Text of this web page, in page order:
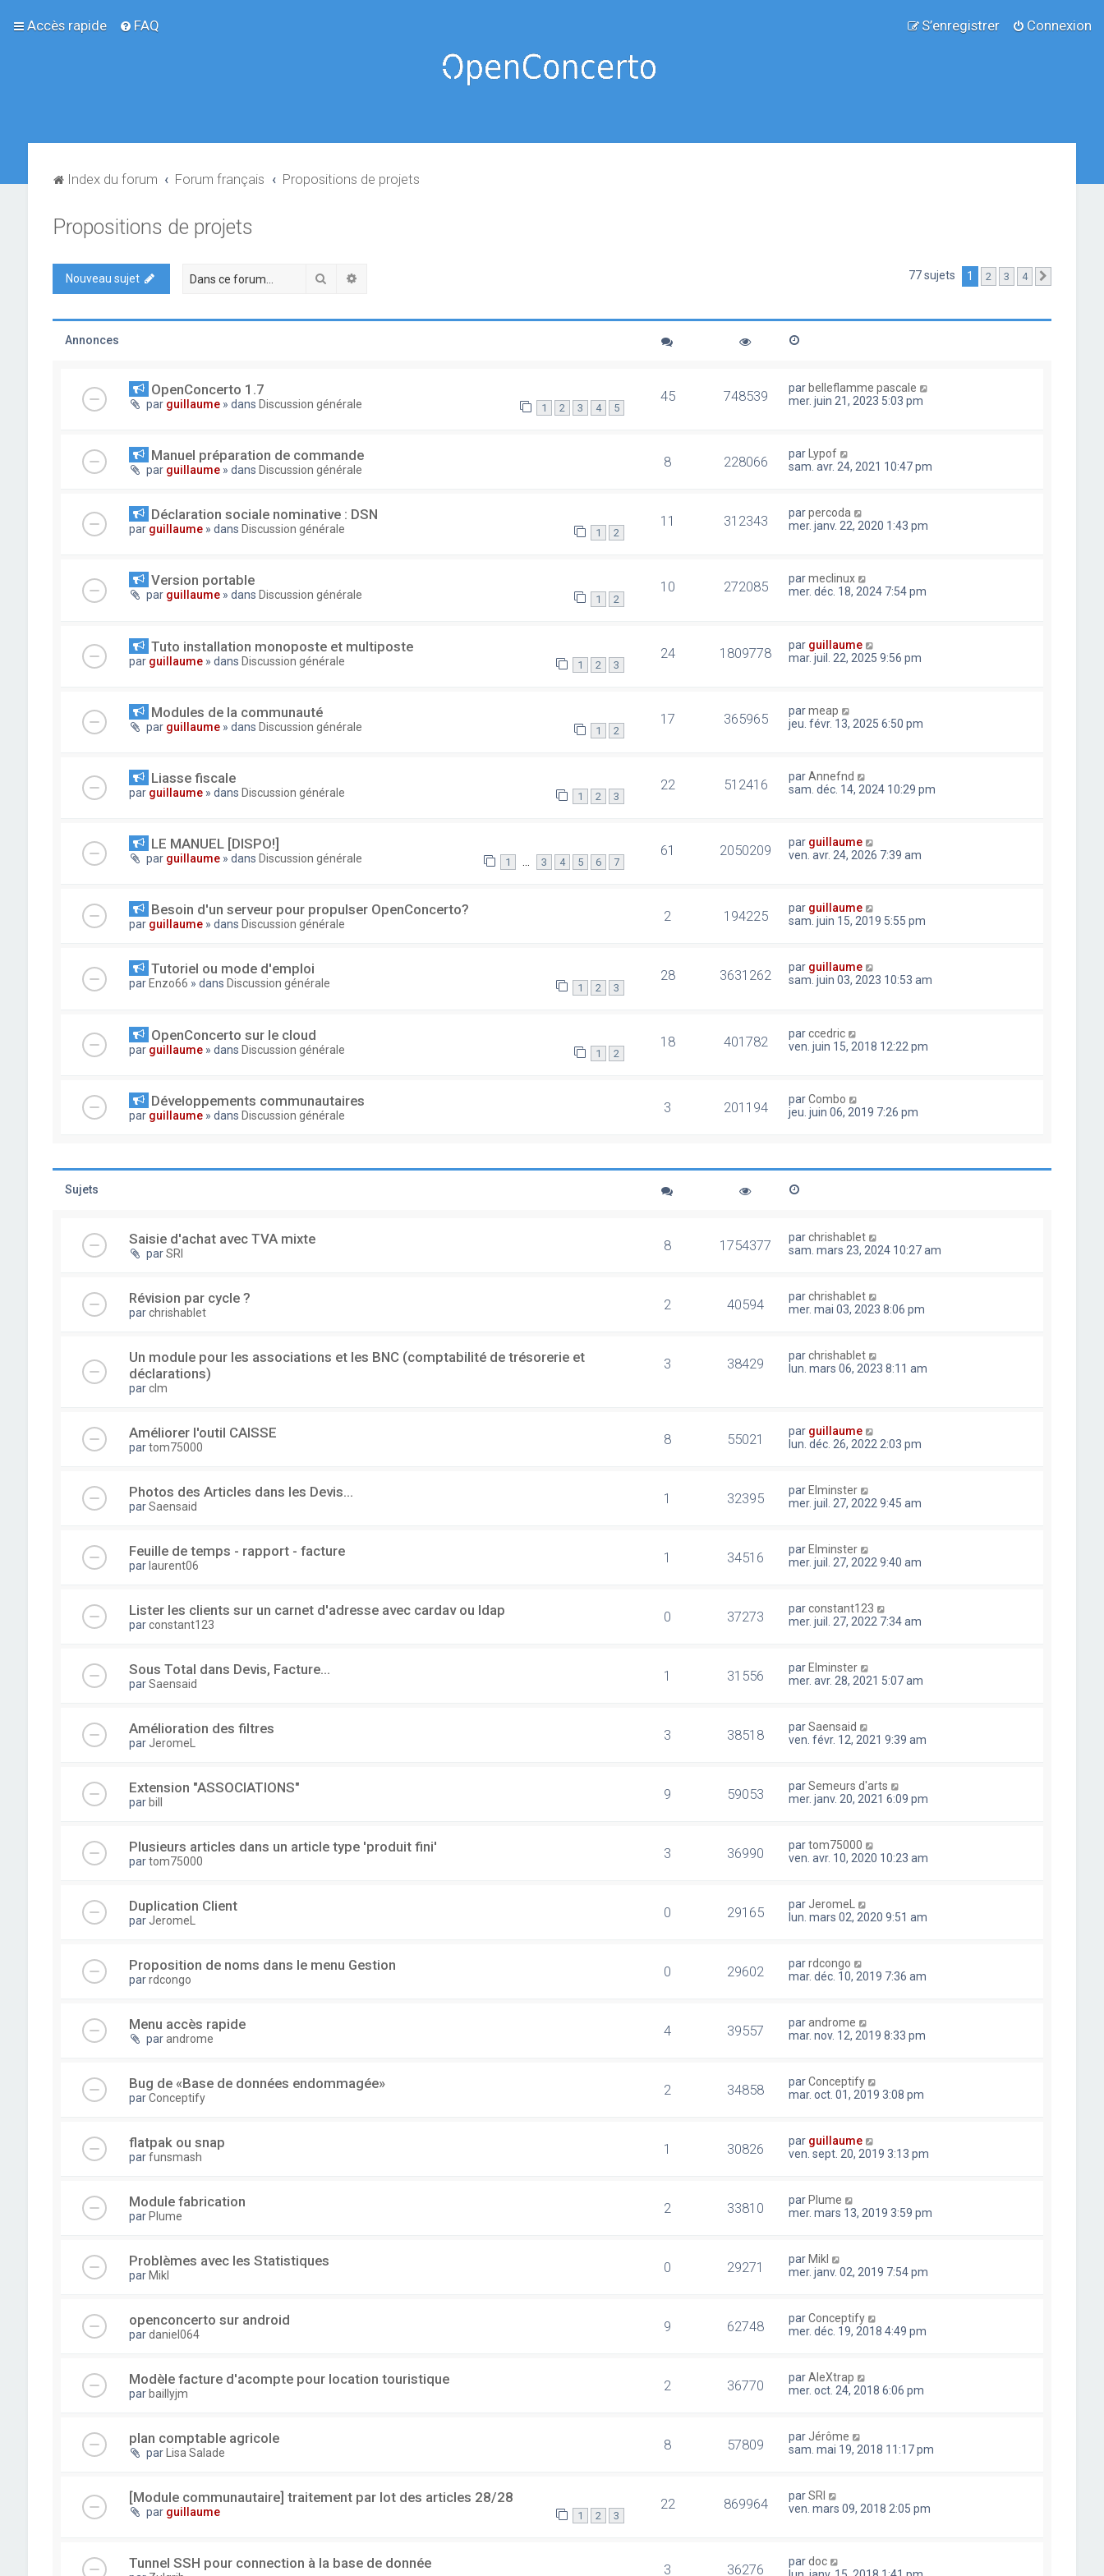
Accès rapide FAQ Connexion
S’enregistrer
Index du forum Forum français Propositions de projets
Propositions de projets
Nouveau sujet Rechercher 77 sujets 1 2 3 4
Annonces
OpenConcerto 1.7
par guillaume » dans Discussion générale 1 2 3 4 5
45 748539 par belleflamme pascale
mer. juin 21, 2023 5:03 pm
Manuel préparation de commande
par guillaume » dans Discussion générale 8 228066 par Lypof
sam. avr. 24, 2021 10:47 pm
Déclaration sociale nominative : DSN
par guillaume » dans Discussion générale 1 2
11 312343 parpercoda
mer. janv. 22, 2020 1:43 pm
Version portable
par guillaume » dans Discussion générale 1 2
10 272085 parmeclinux
mer. déc. 18, 2024 7:54 pm
Tuto installation monoposte et multiposte
par guillaume » dans Discussion générale 1 2 3
24 1809778 par guillaume
mar. juil. 22, 2025 9:56 pm
Modules de la communauté
par guillaume » dans Discussion générale 1 2
17 365965 parmeap
jeu. févr. 13, 2025 6:50 pm
Liasse fiscale
par guillaume » dans Discussion générale 1 2 3
22 512416 parAnnefnd
sam. déc. 14, 2024 10:29 pm
LE MANUEL [DISPO!]
par guillaume » dans Discussion générale 1 … 3 4 5 6 7
61 2050209 par guillaume
ven. avr. 24, 2026 7:39 am
Besoin d'un serveur pour propulser OpenConcerto?
par guillaume » dans Discussion générale 2 194225 par guillaume
sam. juin 15, 2019 5:55 pm
Tutoriel ou mode d'emploi
par Enzo66 » dans Discussion générale 1 2 3
28 3631262 par guillaume
sam. juin 03, 2023 10:53 am
OpenConcerto sur le cloud
par guillaume » dans Discussion générale 1 2
18 401782 parccedric
ven. juin 15, 2018 12:22 pm
Développements communautaires
par guillaume » dans Discussion générale 3 201194 parCombo
jeu. juin 06, 2019 7:26 pm
Sujets
Saisie d'achat avec TVA mixte
parSRI 8 1754377 parchrishablet
sam. mars 23, 2024 10:27 am
Révision par cycle ?
parchrishablet 2 40594 parchrishablet
mer. mai 03, 2023 8:06 pm
Un module pour les associations et les BNC (comptabilité de trésorerie et
déclarations)
parclm
3 38429 parchrishablet
lun. mars 06, 2023 8:11 am
Améliorer l'outil CAISSE
partom75000 8 55021 par guillaume
lun. déc. 26, 2022 2:03 pm
Photos des Articles dans les Devis...
parSaensaid 1 32395 par Elminster
mer. juil. 27, 2022 9:45 am
Feuille de temps - rapport - facture
par laurent06 1 34516 par Elminster
mer. juil. 27, 2022 9:40 am
Lister les clients sur un carnet d'adresse avec cardav ou ldap
parconstant123 0 37273 parconstant123
mer. juil. 27, 2022 7:34 am
Sous Total dans Devis, Facture...
parSaensaid 1 31556 par Elminster
mer. avr. 28, 2021 5:07 am
Amélioration des filtres
par JeromeL 3 38518 parSaensaid
ven. févr. 12, 2021 9:39 am
Extension "ASSOCIATIONS"
par bill 9 59053 parSemeurs d'arts
mer. janv. 20, 2021 6:09 pm
Plusieurs articles dans un article type 'produit fini'
partom75000 3 36990 partom75000
ven. avr. 10, 2020 10:23 am
Duplication Client
par JeromeL 0 29165 par JeromeL
lun. mars 02, 2020 9:51 am
Proposition de noms dans le menu Gestion
parrdcongo 0 29602 parrdcongo
mar. déc. 10, 2019 7:36 am
Menu accès rapide
parandrome 4 39557 parandrome
mar. nov. 12, 2019 8:33 pm
Bug de «Base de données endommagée»
parConceptify 2 34858 parConceptify
mar. oct. 01, 2019 3:08 pm
flatpak ou snap
parfunsmash 1 30826 par guillaume
ven. sept. 20, 2019 3:13 pm
Module fabrication
par Plume 2 33810 par Plume
mer. mars 13, 2019 3:59 pm
Problèmes avec les Statistiques
par Mikl 0 29271 par Mikl
mer. janv. 02, 2019 7:54 pm
openconcerto sur android
pardaniel064 9 62748 parConceptify
mer. déc. 19, 2018 4:49 pm
Modèle facture d'acompte pour location touristique
par baillyjm 2 36770 parAleXtrap
mer. oct. 24, 2018 6:06 pm
plan comptable agricole
par Lisa Salade 8 57809 par Jérôme
sam. mai 19, 2018 11:17 pm
[Module communautaire] traitement par lot des articles 28/28
par guillaume 1 2 3
22 869964 parSRI
ven. mars 09, 2018 2:05 pm
Tunnel SSH pour connection à la base de donnée 3 36276 pardoc